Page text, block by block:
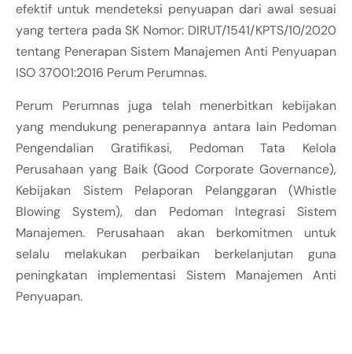
efektif untuk mendeteksi penyuapan dari awal sesuai
yang tertera pada SK Nomor: DIRUT/1541/KPTS/10/2020
tentang Penerapan Sistem Manajemen Anti Penyuapan
ISO 37001:2016 Perum Perumnas.
Perum Perumnas juga telah menerbitkan kebijakan
yang mendukung penerapannya antara lain Pedoman
Pengendalian Gratifikasi, Pedoman Tata Kelola
Perusahaan yang Baik (Good Corporate Governance),
Kebijakan Sistem Pelaporan Pelanggaran (Whistle
Blowing System), dan Pedoman Integrasi Sistem
Manajemen. Perusahaan akan berkomitmen untuk
selalu melakukan perbaikan berkelanjutan guna
peningkatan implementasi Sistem Manajemen Anti
Penyuapan.